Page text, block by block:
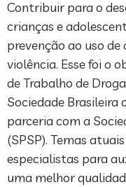
Contribuir para o
crianças e
prevenção ao uso
violência. Esse foi o
de Trabalho de
Sociedade Brasileira
parceria com a
(SPSP). Temas
especialistas para
uma melhor